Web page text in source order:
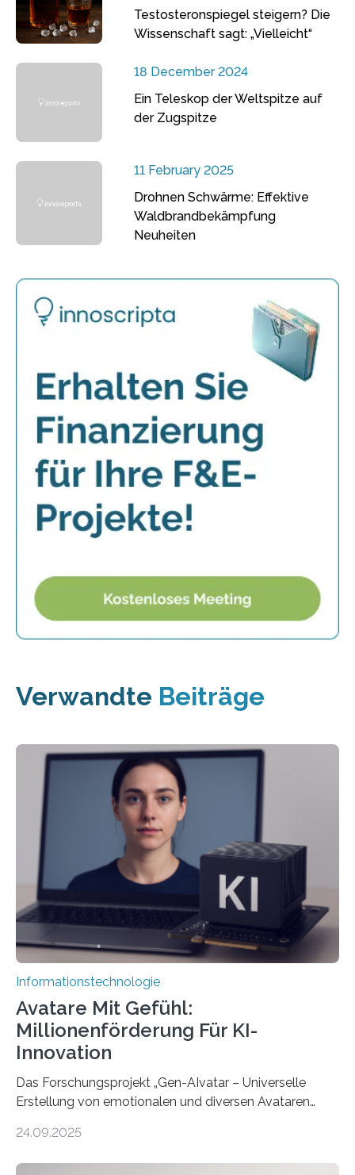
Testosteronspiegel steigern? Die
Wissenschaft sagt: „Vielleicht“
18 December 2024
Ein Teleskop der Weltspitze auf
der Zugspitze
11 February 2025
Drohnen Schwärme: Effektive
Waldbrandbekämpfung
Neuheiten
Verwandte Beiträge
Informationstechnologie
Avatare Mit Gefühl:
Millionenförderung Für KI-
Innovation
Das Forschungsprojekt „Gen-AIvatar – Universelle
Erstellung von emotionalen und diversen Avataren
Förderung in Höhe von rund 2 Millionen Euro. Dabei
24.09.2025